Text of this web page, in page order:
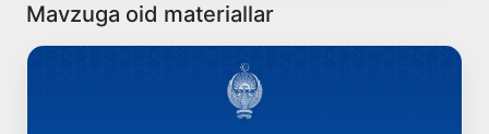
Mavzuga oid materiallar